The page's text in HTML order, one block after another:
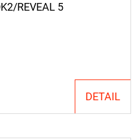
REVEAL 5
DETAIL